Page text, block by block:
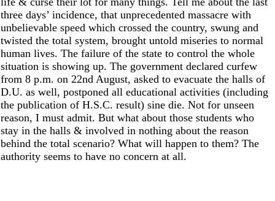
three days’ incidence, that unprecedented massacre with
unbelievable speed which crossed the country, swung and
twisted the total system, brought untold miseries to normal
human lives. The failure of the state to control the whole
situation is showing up. The government declared curfew
from 8 p.m. on 22nd August, asked to evacuate the halls of
D.U. as well, postponed all educational activities (including
the publication of H.S.C. result) sine die. Not for unseen
reason, I must admit. But what about those students who
stay in the halls & involved in nothing about the reason
behind the total scenario? What will happen to them? The
authority seems to have no concern at all.